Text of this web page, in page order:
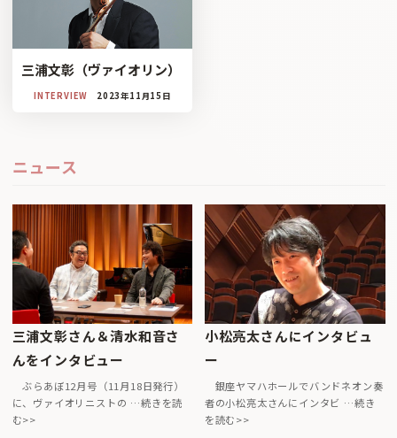
三浦文彰（ヴァイオリン）
INTERVIEW 2023年11月15日
ニュース
三浦文彰さん＆清水和音さ
んをインタビュー
ぶらあぼ12月号（11月18日発行）
に、ヴァイオリニストの …続きを読
む>>
小松亮太さんにインタビュ
ー
銀座ヤマハホールでバンドネオン奏
者の小松亮太さんにインタビ …続き
を読む>>